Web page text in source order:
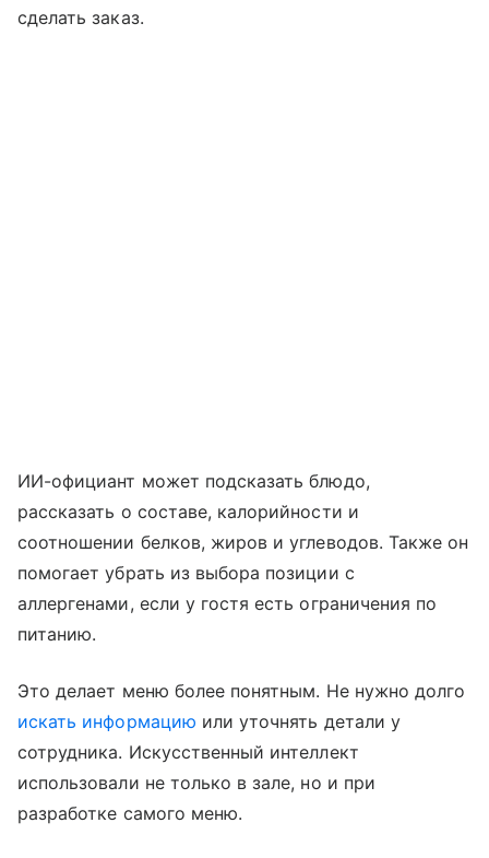
сделать заказ.
ИИ-официант может подсказать блюдо,
рассказать о составе, калорийности и
соотношении белков, жиров и углеводов. Также он
помогает убрать из выбора позиции с
аллергенами, если у гостя есть ограничения по
питанию.
Это делает меню более понятным. Не нужно долго
искать информацию или уточнять детали у
сотрудника. Искусственный интеллект
использовали не только в зале, но и при
разработке самого меню.